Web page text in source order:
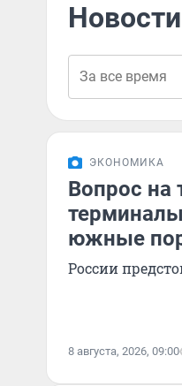
ЭКОНОМИКА
Вопрос на
южные
России
8 августа, 2026, 09:00